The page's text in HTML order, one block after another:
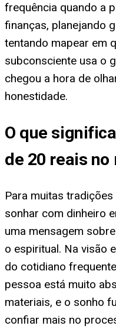
frequência quando a
finanças, planejando
tentando mapear em
subconsciente usa o
chegou a hora de
honestidade.
O que
de 20 reais
Para muitas
sonhar com dinheiro
uma mensagem
o espiritual. Na visão
do cotidiano
pessoa está muito
materiais, e o sonho
confiar mais no